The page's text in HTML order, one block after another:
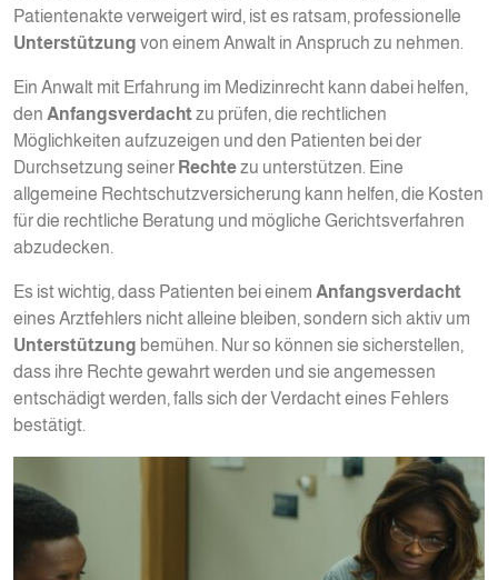
Patientenakte verweigert wird, ist es ratsam, professionelle
Unterstützung von einem Anwalt in Anspruch zu nehmen.
Ein Anwalt mit Erfahrung im Medizinrecht kann dabei helfen,
den Anfangsverdachtzu prüfen, die rechtlichen
Möglichkeiten aufzuzeigen und den Patienten bei der
Durchsetzung seiner Rechtezu unterstützen. Eine
allgemeine Rechtschutzversicherung kann helfen, die Kosten
für die rechtliche Beratung und mögliche Gerichtsverfahren
abzudecken.
Es ist wichtig, dass Patienten bei einem Anfangsverdacht
eines Arztfehlers nicht alleine bleiben, sondern sich aktiv um
Unterstützung bemühen. Nur so können sie sicherstellen,
dass ihre Rechte gewahrt werden und sie angemessen
entschädigt werden, falls sich der Verdacht eines Fehlers
bestätigt.